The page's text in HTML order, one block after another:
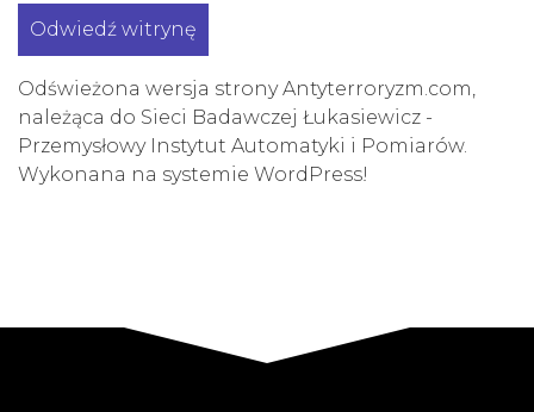
Odwiedź witrynę
Odświeżona wersja strony Antyterroryzm.com,
należąca do Sieci Badawczej Łukasiewicz -
Przemysłowy Instytut Automatyki i Pomiarów.
Wykonana na systemie WordPress!